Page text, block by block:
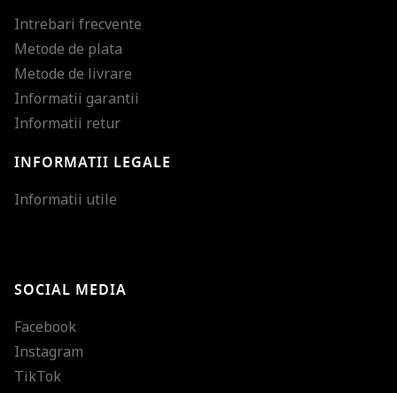
Intrebari frecvente
Metode de plata
Metode de livrare
Informatii garantii
Informatii retur
INFORMATII LEGALE
Informatii utile
SOCIAL MEDIA
Facebook
Instagram
TikTok